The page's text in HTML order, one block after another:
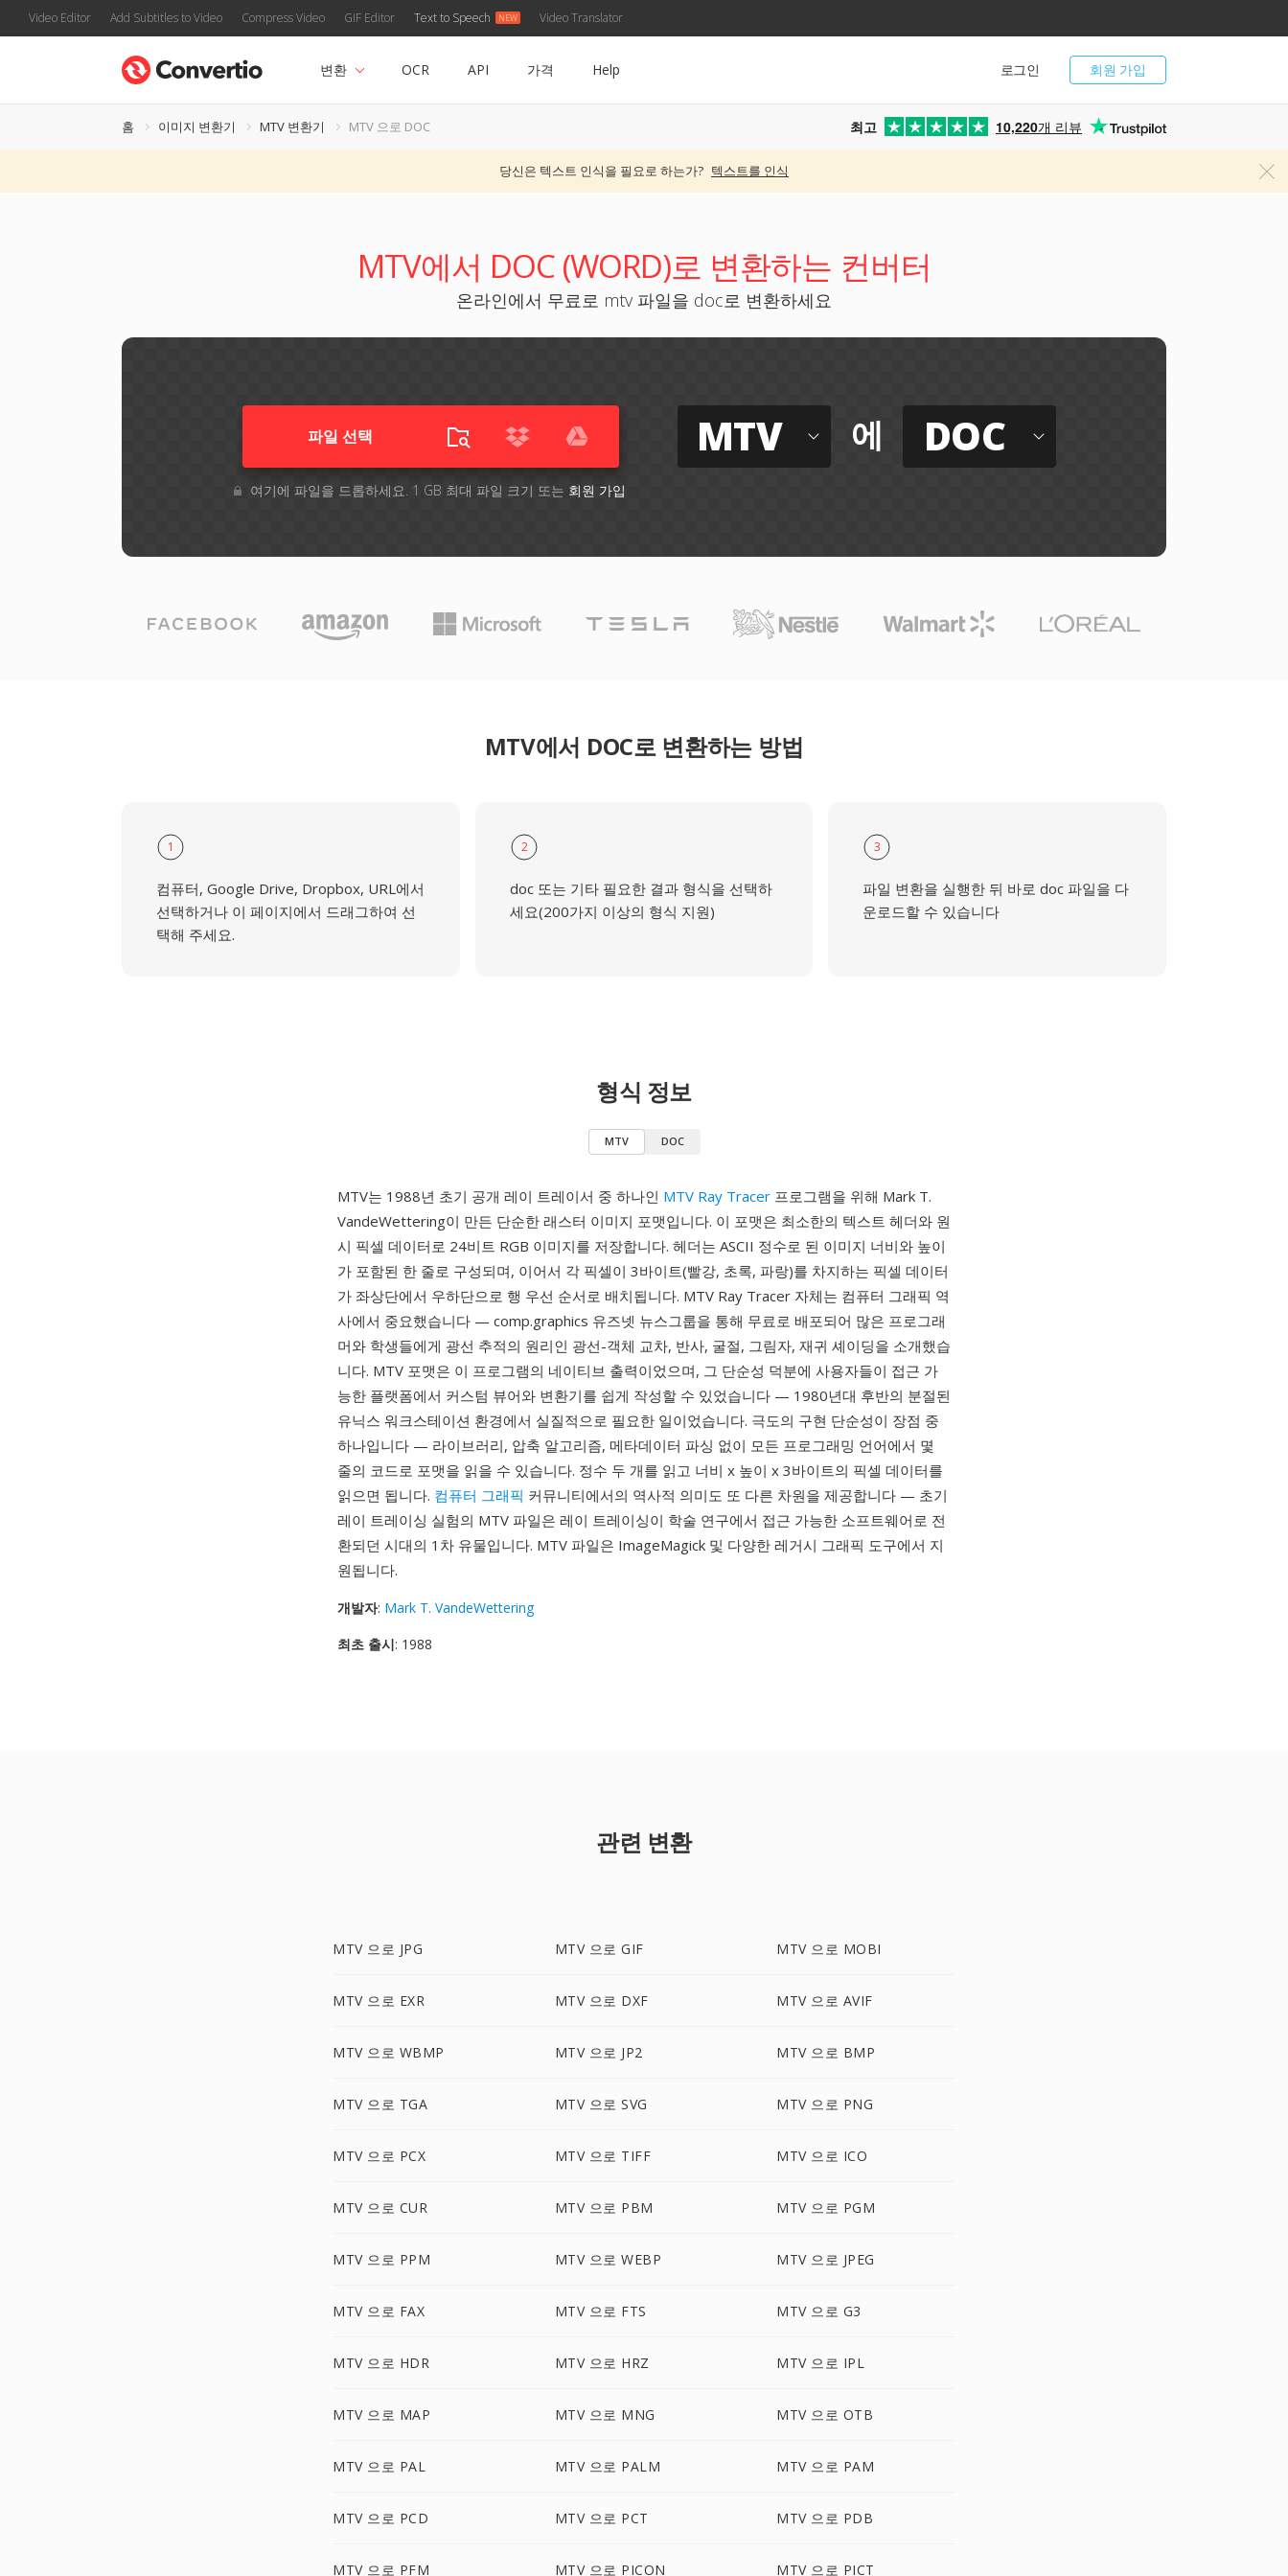
Video Editor Add Subtitles to Video Compress Video GIF Editor Text to Speech Video Translator
회원 가입
로그인
변환 OCR API 가격 Help
홈 이미지 변환기 MTV 변환기 MTV 으로 DOC 최고 10,220개 리뷰
당신은 텍스트 인식을 필요로 하는가? 텍스트를 인식
MTV에서 DOC (WORD)로 변환하는 컨버터
온라인에서 무료로 mtv 파일을 doc로 변환하세요
파일 선택
여기에 파일을 드롭하세요. 1 GB 최대 파일 크기 또는 회원 가입
MTV 에 DOC
MTV에서 DOC로 변환하는 방법
1
컴퓨터, Google Drive, Dropbox, URL에서
선택하거나 이 페이지에서 드래그하여 선
택해 주세요.
2
doc 또는 기타 필요한 결과 형식을 선택하
세요(200가지 이상의 형식 지원)
3
파일 변환을 실행한 뒤 바로 doc 파일을 다
운로드할 수 있습니다
형식 정보
MTV DOC
MTV는 1988년 초기 공개 레이 트레이서 중 하나인 MTV Ray Tracer 프로그램을 위해 Mark T.
VandeWettering이 만든 단순한 래스터 이미지 포맷입니다. 이 포맷은 최소한의 텍스트 헤더와 원
시 픽셀 데이터로 24비트 RGB 이미지를 저장합니다. 헤더는 ASCII 정수로 된 이미지 너비와 높이
가 포함된 한 줄로 구성되며, 이어서 각 픽셀이 3바이트(빨강, 초록, 파랑)를 차지하는 픽셀 데이터
가 좌상단에서 우하단으로 행 우선 순서로 배치됩니다. MTV Ray Tracer 자체는 컴퓨터 그래픽 역
사에서 중요했습니다 — comp.graphics 유즈넷 뉴스그룹을 통해 무료로 배포되어 많은 프로그래
머와 학생들에게 광선 추적의 원리인 광선-객체 교차, 반사, 굴절, 그림자, 재귀 셰이딩을 소개했습
니다. MTV 포맷은 이 프로그램의 네이티브 출력이었으며, 그 단순성 덕분에 사용자들이 접근 가
능한 플랫폼에서 커스텀 뷰어와 변환기를 쉽게 작성할 수 있었습니다 — 1980년대 후반의 분절된
유닉스 워크스테이션 환경에서 실질적으로 필요한 일이었습니다. 극도의 구현 단순성이 장점 중
하나입니다 — 라이브러리, 압축 알고리즘, 메타데이터 파싱 없이 모든 프로그래밍 언어에서 몇
줄의 코드로 포맷을 읽을 수 있습니다. 정수 두 개를 읽고 너비 x 높이 x 3바이트의 픽셀 데이터를
읽으면 됩니다. 컴퓨터 그래픽 커뮤니티에서의 역사적 의미도 또 다른 차원을 제공합니다 — 초기
레이 트레이싱 실험의 MTV 파일은 레이 트레이싱이 학술 연구에서 접근 가능한 소프트웨어로 전
환되던 시대의 1차 유물입니다. MTV 파일은 ImageMagick 및 다양한 레거시 그래픽 도구에서 지
원됩니다.
개발자: Mark T. VandeWettering
최초 출시: 1988
관련 변환
MTV 으로 JPG MTV 으로 GIF MTV 으로 MOBI
MTV 으로 EXR MTV 으로 DXF MTV 으로 AVIF
MTV 으로 WBMP MTV 으로 JP2 MTV 으로 BMP
MTV 으로 TGA MTV 으로 SVG MTV 으로 PNG
MTV 으로 PCX MTV 으로 TIFF MTV 으로 ICO
MTV 으로 CUR MTV 으로 PBM MTV 으로 PGM
MTV 으로 PPM MTV 으로 WEBP MTV 으로 JPEG
MTV 으로 FAX MTV 으로 FTS MTV 으로 G3
MTV 으로 HDR MTV 으로 HRZ MTV 으로 IPL
MTV 으로 MAP MTV 으로 MNG MTV 으로 OTB
MTV 으로 PAL MTV 으로 PALM MTV 으로 PAM
MTV 으로 PCD MTV 으로 PCT MTV 으로 PDB
MTV 으로 PFM MTV 으로 PICON MTV 으로 PICT